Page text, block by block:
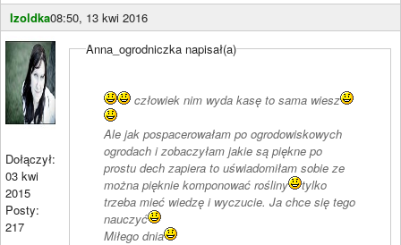
Izoldka08:50, 13 kwi 2016
Dołączył:
03 kwi
2015
Posty:
217
Anna_ogrodniczka napisał(a)
człowiek nim wyda kasę to sama wiesz
Ale jak pospacerowałam po ogrodowiskowych
ogrodach i zobaczyłam jakie są piękne po
prostu dech zapiera to uświadomiłam sobie ze
można pięknie komponować rośliny
tylko
trzeba mieć wiedzę i wyczucie. Ja chce się tego
nauczyć
Miłego dnia